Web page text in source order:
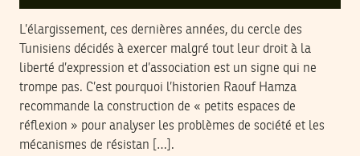
L’élargissement, ces dernières années, du cercle des
Tunisiens décidés à exercer malgré tout leur droit à la
liberté d’expression et d’association est un signe qui ne
trompe pas. C’est pourquoi l’historien Raouf Hamza
recommande la construction de « petits espaces de
réflexion » pour analyser les problèmes de société et les
mécanismes de résistan […].